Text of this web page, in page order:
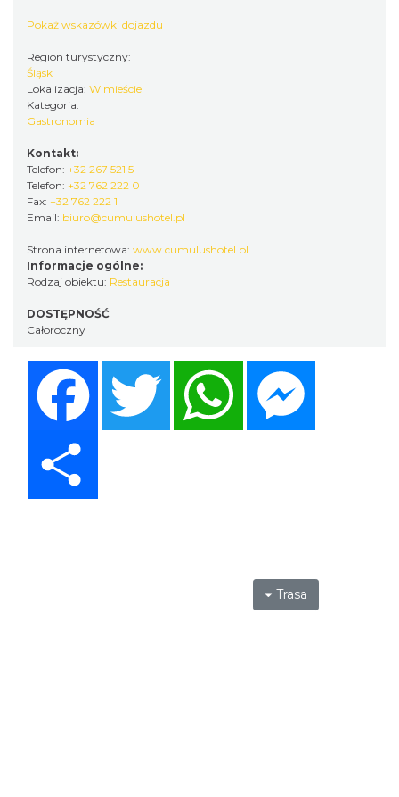
Pokaż wskazówki dojazdu
Region turystyczny:
Śląsk
Lokalizacja: W mieście
Kategoria:
Gastronomia
Kontakt:
Telefon: +32 267 521 5
Telefon: +32 762 222 0
Fax: +32 762 222 1
Email: biuro@cumulushotel.pl
Strona internetowa: www.cumulushotel.pl
Informacje ogólne:
Rodzaj obiektu: Restauracja
DOSTĘPNOŚĆ
Całoroczny
Twitter WhatsApp
Trasa